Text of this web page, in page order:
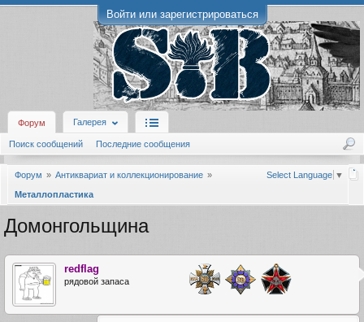
Войти или зарегистрироваться
Форум Галерея
Поиск сообщений Последние сообщения
Select Language ▼
Форум
Антиквариат и коллекционирование
Металлопластика
Домонгольщина
redflag
рядовой запаса